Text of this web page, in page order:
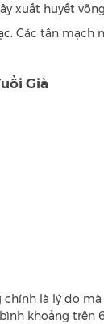
xuất huyết
Các tân mạch
Già
là lý do
khoảng trên